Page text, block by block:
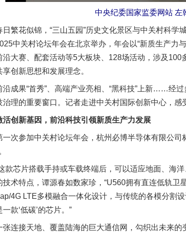
中央纪委国家监委网站 左
花似锦，“三山五园”历史文化景区与中关村科学
中关村论坛年会在北京举办，年会以“新质生产力
沿大赛、配套活动等5大板块、128场活动，涉及
享创新思想和发展理念。
果“首秀”、高端产业亮相、“黑科技”上新……经过
治理的重要窗口。记者走进中关村国际创新中心，感
新基因，前沿科技引领新质生产力发展
参加中关村论坛年会，杭州必博半导体有限公司
芯片搭载手持或车载终端后，可以适应地面、海洋
技术特点，谭源春如数家珍，“U560拥有直连低轨
4G LTE多模融合一体化设计，与传统的各模分割
一款‘低碳’的芯片。”
接天地、覆盖陆海的巨大通信网，勾织出未来的